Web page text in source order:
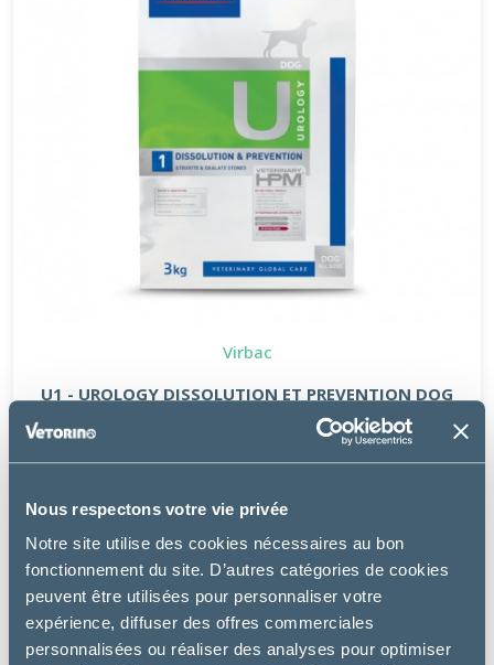
Nous respectons votre vie privée
Notre site utilise des cookies nécessaires au bon
fonctionnement du site. D’autres catégories de cookies
peuvent être utilisées pour personnaliser votre
expérience, diffuser des offres commerciales
personnalisées ou réaliser des analyses pour optimiser
Virbac
U1 - UROLOGY DISSOLUTION ET PREVENTION DOG
38.49€
PROMO